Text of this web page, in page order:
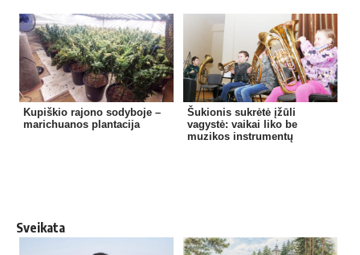
Kupiškio rajono sodyboje –
marichuanos plantacija
Šukionis sukrėtė įžūli
vagystė: vaikai liko be
muzikos instrumentų
Sveikata